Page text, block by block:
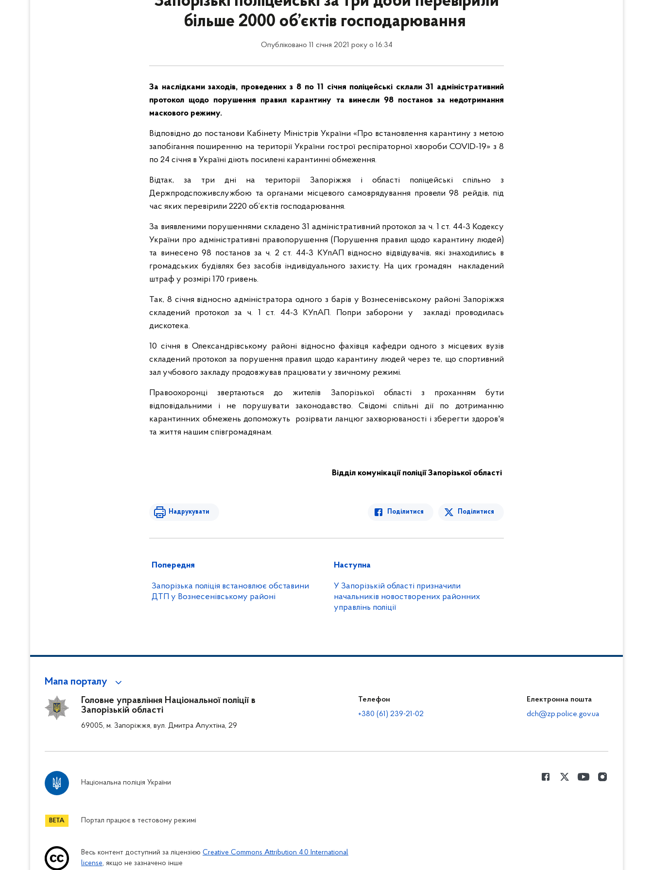
більше 2000 об’єктів господарювання
Опубліковано 11 січня 2021 року о 16:34
За наслідками заходів, проведених з 8 по 11 січня поліцейські склали 31 адміністративний
протокол щодо порушення правил карантину та винесли 98 постанов за недотримання
маскового режиму.
Відповідно до постанови Кабінету Міністрів України «Про встановлення карантину з метою
запобігання поширенню на території України гострої респіраторної хвороби COVID-19» з 8
по 24 січня в Україні діють посилені карантинні обмеження.
Відтак, за три дні на території Запоріжжя і області поліцейські спільно з
Держпродспоживслужбою та органами місцевого самоврядування провели 98 рейдів, під
час яких перевірили 2220 об’єктів господарювання.
За виявленими порушеннями складено 31 адміністративний протокол за ч. 1 ст. 44-3 Кодексу
України про адміністративні правопорушення (Порушення правил щодо карантину людей)
та винесено 98 постанов за ч. 2 ст. 44-3 КУпАП відносно відвідувачів, які знаходились в
громадських будівлях без засобів індивідуального захисту. На цих громадян накладений
штраф у розмірі 170 гривень.
Так, 8 січня відносно адміністратора одного з барів у Вознесенівському районі Запоріжжя
складений протокол за ч. 1 ст. 44-3 КУпАП. Попри заборони у закладі проводилась
дискотека.
10 січня в Олександрівському районі відносно фахівця кафедри одного з місцевих вузів
складений протокол за порушення правил щодо карантину людей через те, що спортивний
зал учбового закладу продовжував працювати у звичному режимі.
Правоохоронці звертаються до жителів Запорізької області з проханням бути
відповідальними і не порушувати законодавство. Свідомі спільні дії по дотриманню
карантинних обмежень допоможуть розірвати ланцюг захворюваності і зберегти здоров'я
та життя нашим співгромадянам.
Відділ комунікації поліції Запорізької області
Надрукувати Поділитися Поділитися
Попередня
Запорізька поліція встановлює обставини
ДТП у Вознесенівському районі
Наступна
У Запорізькій області призначили
начальників новостворених районних
управлінь поліції
Мапа порталу
Головне управління Національної поліції в
Запорізькій області
69005, м. Запоріжжя, вул. Дмитра Апухтіна, 29
Телефон
+380 (61) 239-21-02
Електронна пошта
dch@zp.police.gov.ua
Національна поліція України
Портал працює в тестовому режимі
Весь контент доступний за ліцензією Creative Commons Attribution 4.0 International
license, якщо не зазначено інше